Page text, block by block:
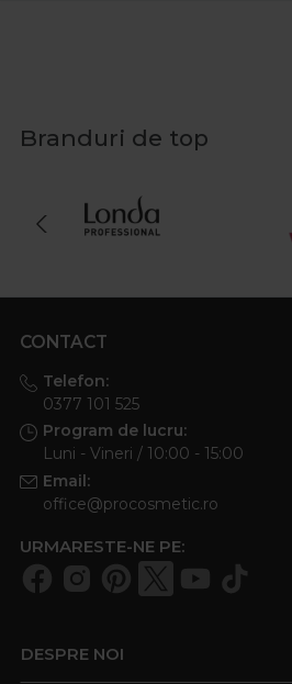
Branduri de top
CONTACT
Telefon:
0377 101 525
Program de lucru:
Luni - Vineri / 10:00 - 15:00
Email:
office@procosmetic.ro
URMARESTE-NE PE:
DESPRE NOI